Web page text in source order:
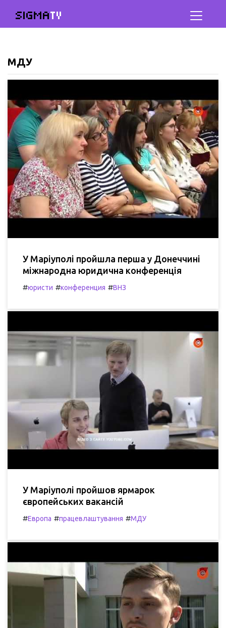
SIGMATV
МДУ
У Маріуполі пройшла перша у Донеччині
міжнародна юридична конференція
#юристи #конференция #ВНЗ
У Маріуполі пройшов ярмарок
європейських вакансій
#Европа #працевлаштування #МДУ